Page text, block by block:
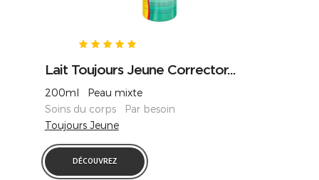
Lait Toujours Jeune Corrector...
200ml Peau mixte
Soins du corps Par besoin
Toujours Jeune
DÉCOUVREZ